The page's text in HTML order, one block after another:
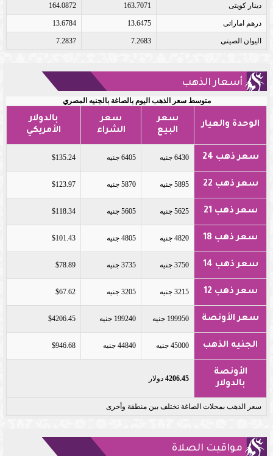
دينار كويتى 163.7071
164.0872
درهم اماراتى 13.6475
13.6784
اليوان الصينى 7.2683
7.2837
أسعار الذهب
متوسط سعر الذهب اليوم بالصاغة بالجنيه المصري
الوحدة والعيار
سعر
البيع
سعر
الشراء
بالدولار
الأمريكي
سعر ذهب 24 6430 جنيه 6405 جنيه $135.24
سعر ذهب 22 5895 جنيه 5870 جنيه $123.97
سعر ذهب 21 5625 جنيه 5605 جنيه $118.34
سعر ذهب 18 4820 جنيه 4805 جنيه $101.43
سعر ذهب 14 3750 جنيه 3735 جنيه $78.89
سعر ذهب 12 3215 جنيه 3205 جنيه $67.62
سعر الأونصة 199950 جنيه 199240 جنيه $4206.45
الجنيه الذهب 45000 جنيه 44840 جنيه $946.68
الأونصة
بالدولار
4206.45 دولار
سعر الذهب بمحلات الصاغة تختلف بين منطقة وأخرى
مواقيت الصلاة